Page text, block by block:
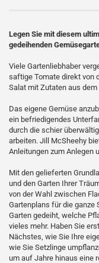
Legen Sie mit diesem
gedeihenden
Viele Gartenliebhaber
saftige Tomate direkt von
Salat mit Zutaten aus
Das eigene Gemüse
ein befriedigendes
durch die schier
arbeiten. Jill McSheehy
Anleitungen zum Anlegen
Mit den gelieferten
und den Garten Ihrer
von der Wahl zwischen
Gartenplans für die ganze
Garten gedeiht, welche
vieles mehr. Haben Sie
Nächstes, wie Sie Ihre
wie Sie Setzlinge
um auf Jahre hinaus eine